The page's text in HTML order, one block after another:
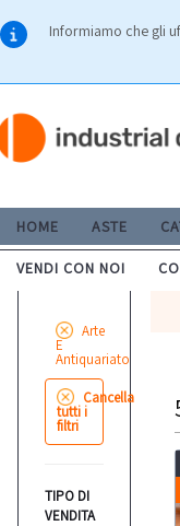
Informiamo che gli
HOME ASTE
VENDI CON NOI
Arte
E
Antiquariato
Cancella
tutti i
filtri
TIPO DI
VENDITA